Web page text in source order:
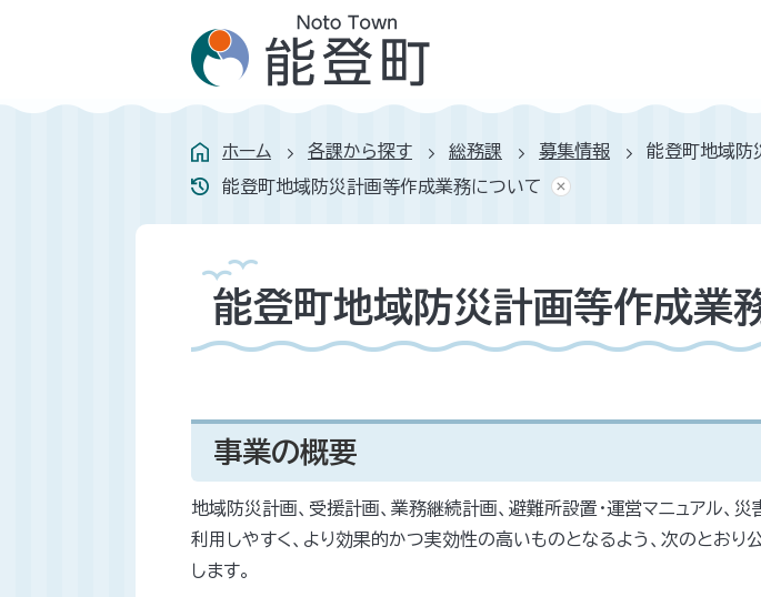
ホーム 各課から探す 総務課 募集情報
能登町地域防
能登町地域防災計画等作成業務について
能登町地域防災計画等作成業
事業の概要
地域防災計画、受援計画、業務継続計画、避難所設置・運営マニュアル、災
利用しやすく、より効果的かつ実効性の高いものとなるよう、次のとおり
します。